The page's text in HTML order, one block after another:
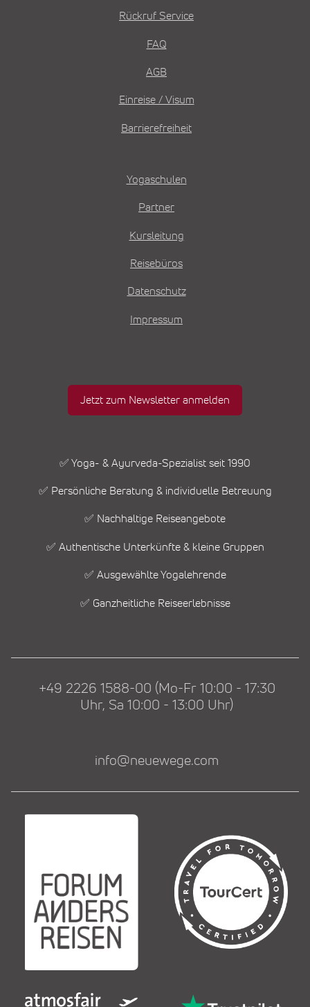
Rückruf Service
FAQ
AGB
Einreise / Visum
Barrierefreiheit
Yogaschulen
Partner
Kursleitung
Reisebüros
Datenschutz
Impressum
Jetzt zum Newsletter anmelden
✅ Yoga- & Ayurveda-Spezialist seit 1990
✅ Persönliche Beratung & individuelle Betreuung
✅ Nachhaltige Reiseangebote
✅ Authentische Unterkünfte & kleine Gruppen
✅ Ausgewählte Yogalehrende
✅ Ganzheitliche Reiseerlebnisse
+49 2226 1588-00 (Mo-Fr 10:00 - 17:30
Uhr, Sa 10:00 - 13:00 Uhr)
info@neuewege.com